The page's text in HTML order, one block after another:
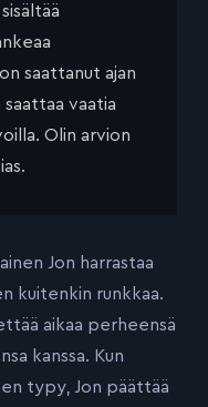
saattanut ajan
vaatia
Olin arvion
Jon harrastaa
kuitenkin runkkaa.
aikaa perheensä
kanssa. Kun
typy, Jon päättää